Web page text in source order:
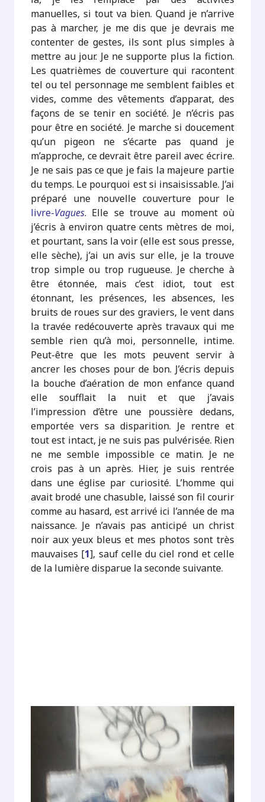
manuelles, si tout va bien. Quand je n’arrive
pas à marcher, je me dis que je devrais me
contenter de gestes, ils sont plus simples à
mettre au jour. Je ne supporte plus la fiction.
Les quatrièmes de couverture qui racontent
tel ou tel personnage me semblent faibles et
vides, comme des vêtements d’apparat, des
façons de se tenir en société. Je n’écris pas
pour être en société. Je marche si doucement
qu’un pigeon ne s’écarte pas quand je
m’approche, ce devrait être pareil avec écrire.
Je ne sais pas ce que je fais la majeure partie
du temps. Le pourquoi est si insaisissable. J’ai
préparé une nouvelle couverture pour le
livre-Vagues. Elle se trouve au moment où
j’écris à environ quatre cents mètres de moi,
et pourtant, sans la voir (elle est sous presse,
elle sèche), j’ai un avis sur elle, je la trouve
trop simple ou trop rugueuse. Je cherche à
être étonnée, mais c’est idiot, tout est
étonnant, les présences, les absences, les
bruits de roues sur des graviers, le vent dans
la travée redécouverte après travaux qui me
semble rien qu’à moi, personnelle, intime.
Peut-être que les mots peuvent servir à
ancrer les choses pour de bon. J’écris depuis
la bouche d’aération de mon enfance quand
elle soufflait la nuit et que j’avais
l’impression d’être une poussière dedans,
emportée vers sa disparition. Je rentre et
tout est intact, je ne suis pas pulvérisée. Rien
ne me semble impossible ce matin. Je ne
crois pas à un après. Hier, je suis rentrée
dans une église par curiosité. L’homme qui
avait brodé une chasuble, laissé son fil courir
comme au hasard, est arrivé ici l’année de ma
naissance. Je n’avais pas anticipé un christ
noir aux yeux bleus et mes photos sont très
mauvaises [1], sauf celle du ciel rond et celle
de la lumière disparue la seconde suivante.